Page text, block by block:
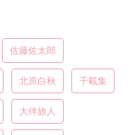
佐藤佐太郎
北原白秋 千載集
大伴旅人